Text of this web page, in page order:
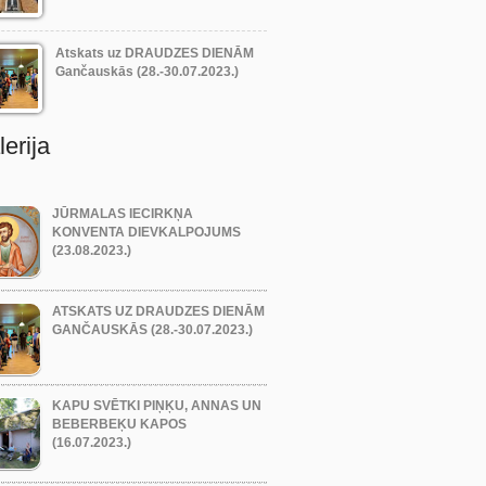
Atskats uz DRAUDZES DIENĀM
Gančauskās (28.-30.07.2023.)
JŪRMALAS IECIRKŅA
KONVENTA DIEVKALPOJUMS
(23.08.2023.)
ATSKATS UZ DRAUDZES DIENĀM
GANČAUSKĀS (28.-30.07.2023.)
KAPU SVĒTKI PIŅĶU, ANNAS UN
BEBERBEĶU KAPOS
(16.07.2023.)